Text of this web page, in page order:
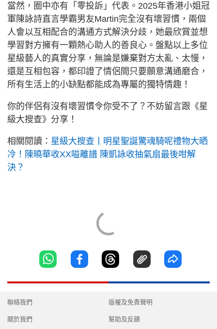
當然，圈中亦有「零投訴」代表。2025年香港小姐冠
軍陳詠詩直言學霸男友Martin完全沒有壞習慣，兩個
人會以互相配合的溝通方式解決分歧，她最欣賞並想
學習對方擁有一顆熱心助人的善良心。盤點以上多位
星級藝人的真實分享，無論是嫌棄對方太亂、太慢，
還是互相包容，都印證了情侶間只要願意溝通磨合，
所有生活上的小缺點都能成為專屬的獨特情趣！
你的伴侶有沒有壞習慣令你受不了？不妨留言跟《星
級大搜查》分享！
相關閱讀： 星級大搜查丨明星聖誕驚魂騎呢禮物大晒
冷！陳曉華收XX嗌離譜 陳凱詠收抽氣扇最後咁解
決？
聯絡我們
關於我們
版權及免責聲明
幫助及反饋